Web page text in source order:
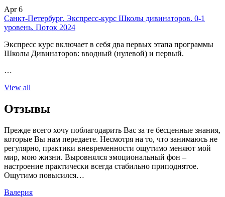
Apr 6
Санкт-Петербург. Экспресс-курс Школы дивинаторов. 0-1
уровень. Поток 2024
Экспресс курс включает в себя два первых этапа программы
Школы Дивинаторов: вводный (нулевой) и первый.
…
View all
Отзывы
Прежде всего хочу поблагодарить Вас за те бесценные знания,
которые Вы нам передаете. Несмотря на то, что занимаюсь не
регулярно, практики вневременности ощутимо меняют мой
мир, мою жизни. Выровнялся эмоциональный фон –
настроение практически всегда стабильно приподнятое.
Ощутимо повысился…
Валерия